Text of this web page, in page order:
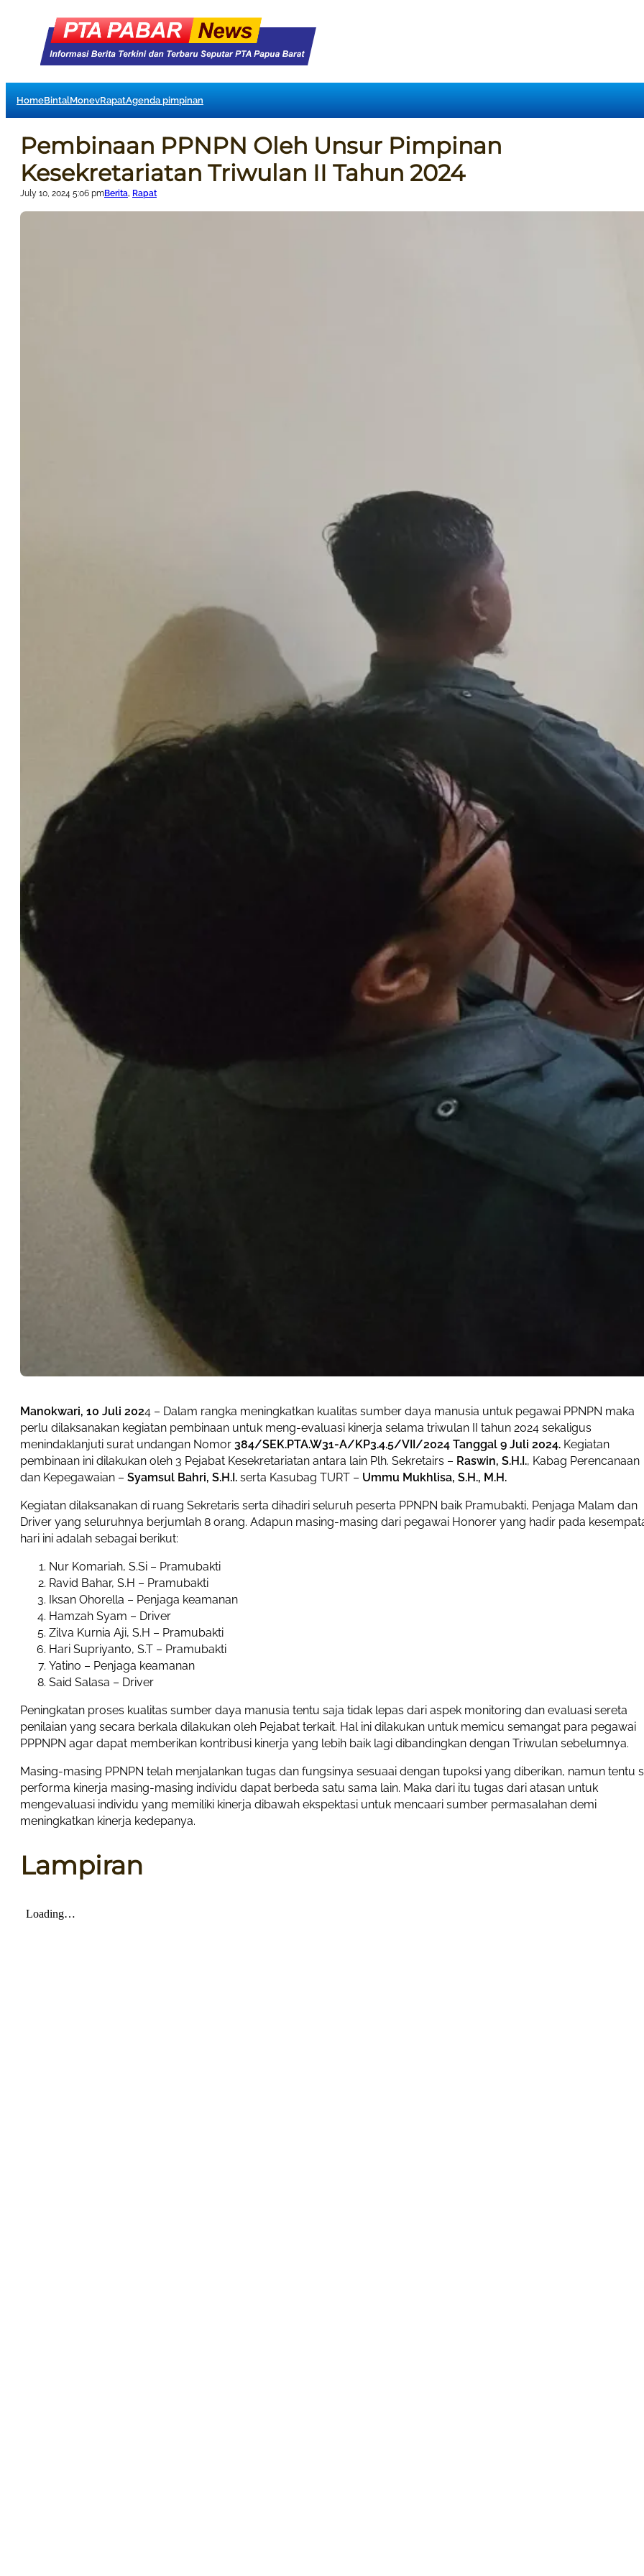
HomeBintalMonevRapatAgenda pimpinan
Pembinaan PPNPN Oleh Unsur Pimpinan
Kesekretariatan Triwulan II Tahun 2024
July 10, 2024 5:06 pmBerita, Rapat
Manokwari, 10 Juli 2024 – Dalam rangka meningkatkan kualitas sumber daya manusia untuk pegawai PPNPN maka
perlu dilaksanakan kegiatan pembinaan untuk meng-evaluasi kinerja selama triwulan II tahun 2024 sekaligus
menindaklanjuti surat undangan Nomor 384/SEK.PTA.W31-A/KP3.4.5/VII/2024 Tanggal 9 Juli 2024. Kegiatan
pembinaan ini dilakukan oleh 3 Pejabat Kesekretariatan antara lain Plh. Sekretairs – Raswin, S.H.I., Kabag Perencanaan
dan Kepegawaian – Syamsul Bahri, S.H.I. serta Kasubag TURT – Ummu Mukhlisa, S.H., M.H.
Kegiatan dilaksanakan di ruang Sekretaris serta dihadiri seluruh peserta PPNPN baik Pramubakti, Penjaga Malam dan
Driver yang seluruhnya berjumlah 8 orang. Adapun masing-masing dari pegawai Honorer yang hadir pada
hari ini adalah sebagai berikut:
Nur Komariah, S.Si – Pramubakti
Ravid Bahar, S.H – Pramubakti
Iksan Ohorella – Penjaga keamanan
Hamzah Syam – Driver
Zilva Kurnia Aji, S.H – Pramubakti
Hari Supriyanto, S.T – Pramubakti
Yatino – Penjaga keamanan
Said Salasa – Driver
Peningkatan proses kualitas sumber daya manusia tentu saja tidak lepas dari aspek monitoring dan evaluasi sereta
penilaian yang secara berkala dilakukan oleh Pejabat terkait. Hal ini dilakukan untuk memicu semangat para pegawai
PPPNPN agar dapat memberikan kontribusi kinerja yang lebih baik lagi dibandingkan dengan Triwulan sebelumnya.
Masing-masing PPNPN telah menjalankan tugas dan fungsinya sesuaai dengan tupoksi yang diberikan, namun tentu
performa kinerja masing-masing individu dapat berbeda satu sama lain. Maka dari itu tugas dari atasan untuk
mengevaluasi individu yang memiliki kinerja dibawah ekspektasi untuk mencaari sumber permasalahan demi
meningkatkan kinerja kedepanya.
Lampiran